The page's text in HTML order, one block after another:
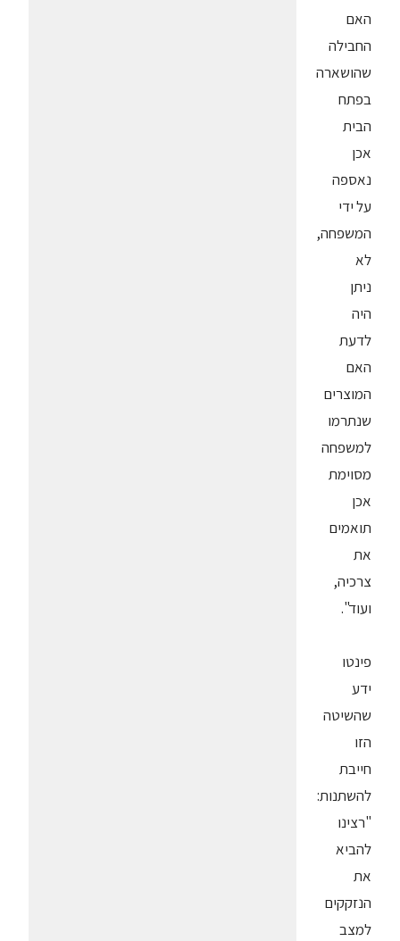
האם
החבילה
שהושארה
בפתח
הבית
אכן
נאספה
על ידי
המשפחה,
לא
ניתן
היה
לדעת
האם
המוצרים
שנתרמו
למשפחה
מסוימת
אכן
תואמים
את
צרכיה,
ועוד".
פינטו
ידע
שהשיטה
הזו
חייבת
להשתנות:
"רצינו
להביא
את
הנזקקים
למצב